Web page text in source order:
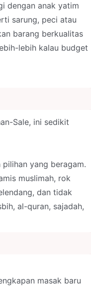
dengan anak yatim
sarung, peci atau
barang berkualitas
lebih kalau budget
Sale, ini sedikit
yang beragam.
muslimah, rok
dan tidak
al-quran, sajadah,
masak baru